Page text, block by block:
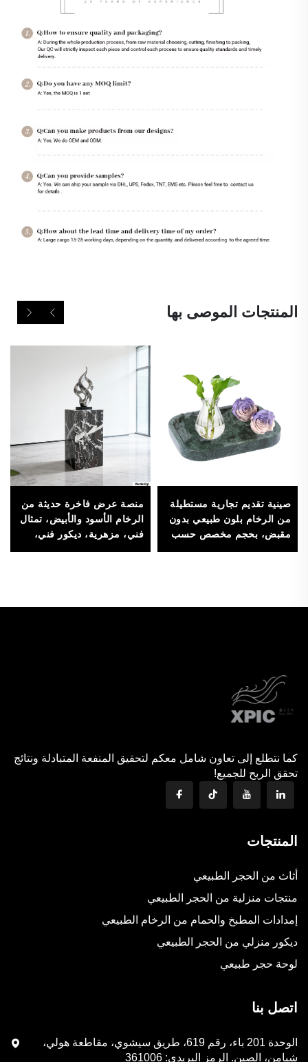
المنتجات الموصى بها
صينية تقديم تجارية مستطيلة
من الرخام بلون طبيعي بدون
مقبض، بحجم مخصص حسب
منصة عرض فاخرة حديثة من
الرخام الأسود والأبيض، تمثال
فني، مزهرية، ديكور فني،
كما نتطلع إلى تعاون شامل معكم لتحقيق المنفعة المتبادلة ونتائج
تحقق الربح للجميع!
المنتجات
أثاث من الحجر الطبيعي
منتجات منزلية من الحجر الطبيعي
إمدادات المطبخ والحمام من الرخام الطبيعي
ديكور منزلي من الحجر الطبيعي
لوحة حجر طبيعي
اتصل بنا
الوحدة 201 باء، رقم 619، طريق سيشوي، مقاطعة هولي،
شيامن، الصين. الرمز البريدي: 361006